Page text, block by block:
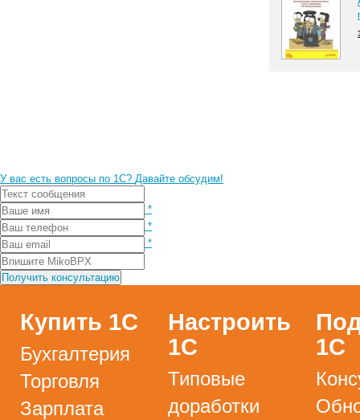
У вас есть вопросы по 1С? Давайте обсудим!
*
*
*
Купить 1С
Бухгалтерия
Торговля
Зарплата
Настроить
1С
Типовые
доработки
1С